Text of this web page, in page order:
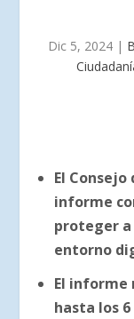
Dic 5, 2024 |
El
informe
proteger a
entorno
El informe
hasta los